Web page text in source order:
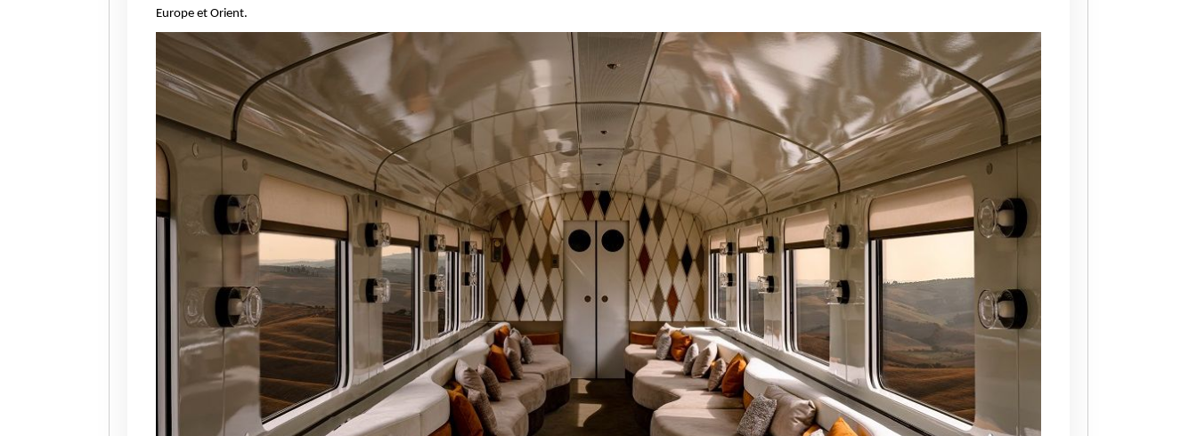
Europe et Orient.